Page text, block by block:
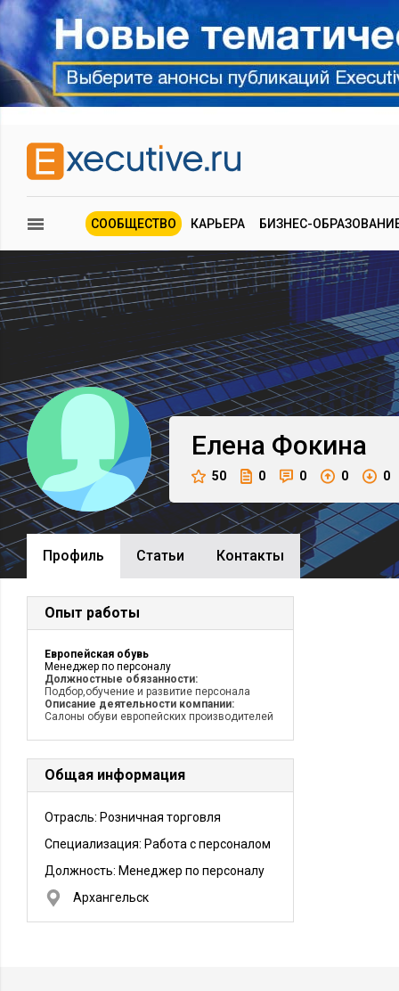
СООБЩЕСТВО КАРЬЕРА БИЗНЕС-
Елена Фокина
50 0 0 0 0
Профиль Cтатьи Контакты
Опыт работы
Европейская обувь
Менеджер по персоналу
Должностные обязанности:
Подбор,обучение и развитие персонала
Описание деятельности компании:
Салоны обуви европейских производителей
Общая информация
Отрасль: Розничная торговля
Специализация: Работа с персоналом
Должность: Менеджер по персоналу
Архангельск